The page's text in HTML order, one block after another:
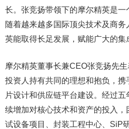
长。张竞扬带领下的摩尔精英是一
随着越来越多国际顶尖技术及商
英能取得长足发展，赋能广大的集
摩尔精英董事长兼CEO张竞扬先
投资人持有共同的理想和抱负，
片设计和供应链平台建设。经过
续增加对核心技术和资产的投入，
试设备项目、封装工程中心、SiP